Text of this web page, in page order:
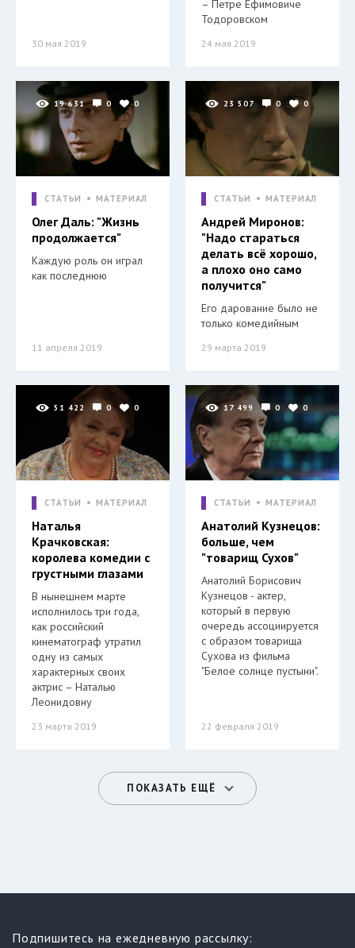
30 мая 2019
– Петре Ефимовиче
Тодоровском
24 мая 2019
19 631 0 0
СТАТЬИ МАТЕРИАЛ
Олег Даль: "Жизнь
продолжается"
Каждую роль он играл
как последнюю
11 апреля 2019
23 507 0 0
СТАТЬИ МАТЕРИАЛ
Андрей Миронов:
"Надо стараться
делать всё хорошо,
а плохо оно само
получится"
Его дарование было не
только комедийным
29 марта 2019
51 422 0 0
СТАТЬИ МАТЕРИАЛ
Наталья
Крачковская:
королева комедии с
грустными глазами
В нынешнем марте
исполнилось три года,
как российский
кинематограф утратил
одну из самых
характерных своих
актрис – Наталью
Леонидовну
23 марта 2019
17 499 0 0
СТАТЬИ МАТЕРИАЛ
Анатолий Кузнецов:
больше, чем
"товарищ Сухов"
Анатолий Борисович
Кузнецов - актер,
который в первую
очередь ассоциируется
с образом товарища
Сухова из фильма
"Белое солнце пустыни".
22 февраля 2019
ПОКАЗАТЬ ЕЩЁ
Подпишитесь на ежедневную рассылку: